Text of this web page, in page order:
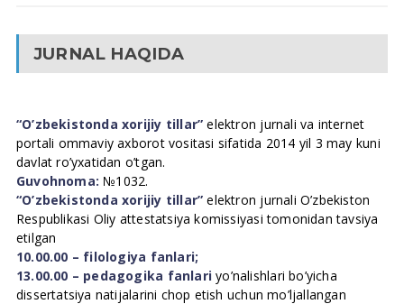
JURNAL HAQIDA
“O’zbekistonda xorijiy tillar” elektron jurnali va internet
portali ommaviy axborot vositasi sifatida 2014 yil 3 may kuni
davlat ro’yxatidan o’tgan.
Guvohnoma: №1032.
“O’zbekistonda xorijiy tillar” elektron jurnali O’zbekiston
Respublikasi Oliy attestatsiya komissiyasi tomonidan tavsiya
etilgan
10.00.00 – filologiya fanlari;
13.00.00 – pedagogika fanlari yo’nalishlari bo’yicha
dissertatsiya natijalarini chop etish uchun mo’ljallangan